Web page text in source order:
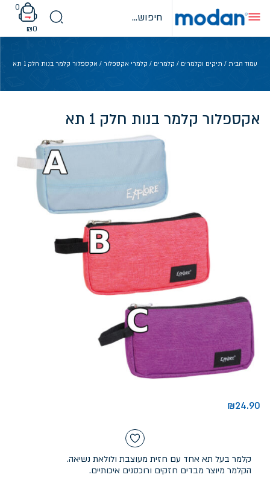
content
0
₪0
עמוד הבית / תיקים וקלמרים / קלמרים / קלמרי אקספלור / אקספלור קלמר בנות חלק 1 תא
אקספלור קלמר בנות חלק 1 תא
₪24.90
קלמר בעל תא אחד עם חזית מעוצבת ולולאת נשיאה.
הקלמר מיוצר מבדים חזקים ורוכסנים איכותיים.